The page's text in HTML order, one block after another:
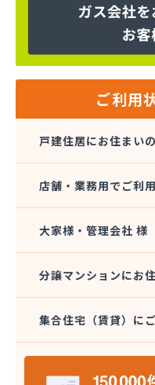
株式会社コスモ通商
株式会社ザ・トーカ
株式会社ザ・トーカ
株式会社サイサン
株式会社サイサン 東
株式会社サイサン 日
株式会社サイタマ高
株式会社サントーコ
株式会社シミズ
株式会社シライシ
株式会社シライシ
株式会社シライシ
株式会社シライシ
株式会社シンエイ
ご利用
戸建住居にお住まい
店舗・業務用でご利
大家様・管理会社 様
分譲マンションにお
集合住宅（賃貸）に